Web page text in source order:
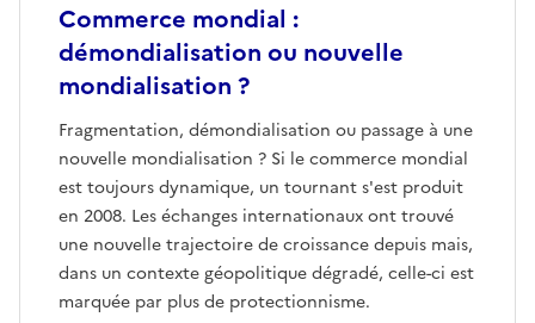
Commerce mondial :
démondialisation ou nouvelle
mondialisation ?
Fragmentation, démondialisation ou passage à une
nouvelle mondialisation ? Si le commerce mondial
est toujours dynamique, un tournant s'est produit
en 2008. Les échanges internationaux ont trouvé
une nouvelle trajectoire de croissance depuis mais,
dans un contexte géopolitique dégradé, celle-ci est
marquée par plus de protectionnisme.